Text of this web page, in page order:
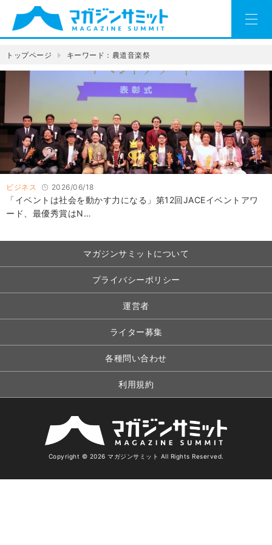
トップページ キーワード：農道音楽祭
ビジネス 2026/06/18
「イベントは社会を動かす力になる」第12回JACEイベントアワ
ード、最優秀賞はN…
マガジンサミットについて
プライバシーポリシー
運営者
ライター募集
各種問い合わせ
利用規約
Copyright © 2026 マガジンサミット All Rights Reserved.